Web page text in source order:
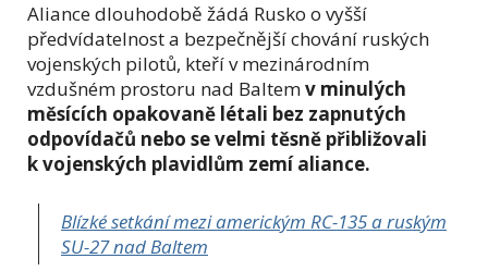
Aliance dlouhodobě žádá Rusko o vyšší
předvídatelnost a bezpečnější chování ruských
vojenských pilotů, kteří v mezinárodním
vzdušném prostoru nad Baltemv minulých
měsících opakovaně létali bez zapnutých
odpovídačů nebo se velmi těsně přibližovali
k vojenských plavidlům zemí aliance.
Blízké setkání mezi americkým RC-135 a ruským
SU-27 nad Baltem